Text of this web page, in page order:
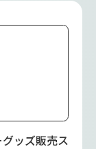
ッズ販売ス